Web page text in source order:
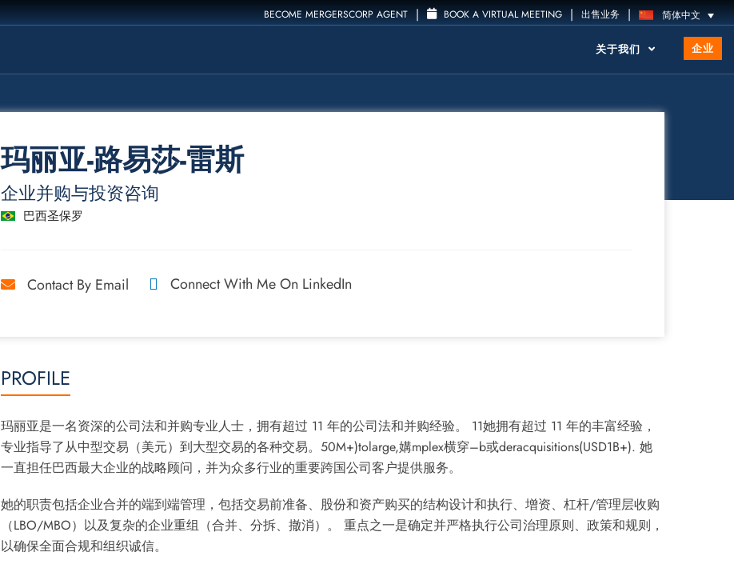
BECOME MERGERSCORP AGENT | BOOK A VIRTUAL MEETING | 出售业务 | 简体中文
关于我们 企业
玛丽亚-路易莎-雷斯
企业并购与投资咨询
巴西圣保罗
Contact By Email Connect With Me On LinkedIn
PROFILE
玛丽亚是一名资深的公司法和并购专业人士，拥有超过 11 年的公司法和并购经验。 11她拥有超过 11 年的丰富经验，
专业指导了从中型交易（美元）到大型交易的各种交易。 50M+)tolarge,媾mplex横穿–b或deracquisitions(USD1B+). 她
一直担任巴西最大企业的战略顾问，并为众多行业的重要跨国公司客户提供服务。
她的职责包括企业合并的端到端管理，包括交易前准备、股份和资产购买的结构设计和执行、增资、杠杆/管理层收购
（LBO/MBO）以及复杂的企业重组（合并、分拆、撤消）。 重点之一是确定并严格执行公司治理原则、政策和规则，
以确保全面合规和组织诚信。